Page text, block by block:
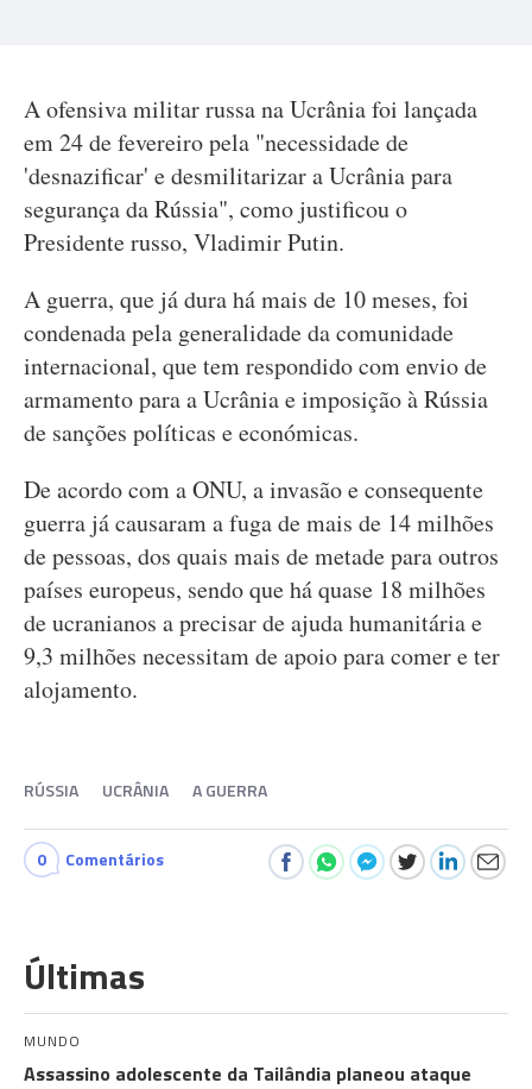
A ofensiva militar russa na Ucrânia foi lançada
em 24 de fevereiro pela "necessidade de
'desnazificar' e desmilitarizar a Ucrânia para
segurança da Rússia", como justificou o
Presidente russo, Vladimir Putin.
A guerra, que já dura há mais de 10 meses, foi
condenada pela generalidade da comunidade
internacional, que tem respondido com envio de
armamento para a Ucrânia e imposição à Rússia
de sanções políticas e económicas.
De acordo com a ONU, a invasão e consequente
guerra já causaram a fuga de mais de 14 milhões
de pessoas, dos quais mais de metade para outros
países europeus, sendo que há quase 18 milhões
de ucranianos a precisar de ajuda humanitária e
9,3 milhões necessitam de apoio para comer e ter
alojamento.
RÚSSIA UCRÂNIA A GUERRA
0 Comentários
Últimas
MUNDO
Assassino adolescente da Tailândia planeou ataque